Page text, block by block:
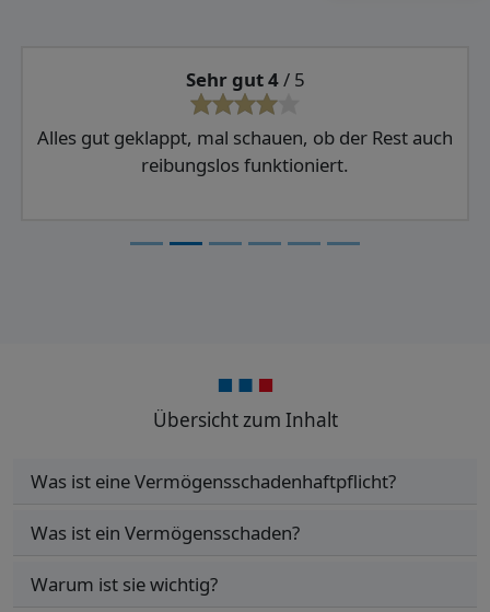
Sehr gut 4/ 5
Alles gut geklappt, mal schauen, ob der Rest auch
reibungslos funktioniert.
Übersicht zum Inhalt
Was ist eine Vermögensschaden­haftpflicht?
Was ist ein Vermögensschaden?
Warum ist sie wichtig?